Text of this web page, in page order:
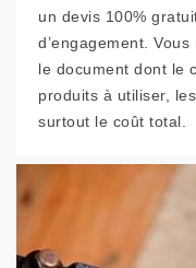
un devis 100%
d’engagement.
le document dont le
produits à utiliser,
surtout le coût total.